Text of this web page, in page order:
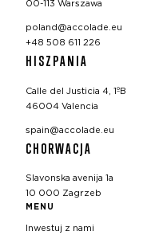
00-113 Warszawa
poland@accolade.eu
+48 508 611 226
HISZPANIA
Calle del Justicia 4, 1ºB
46004 Valencia
spain@accolade.eu
CHORWACJA
Slavonska avenija 1a
10 000 Zagrzeb
MENU
Inwestuj z nami